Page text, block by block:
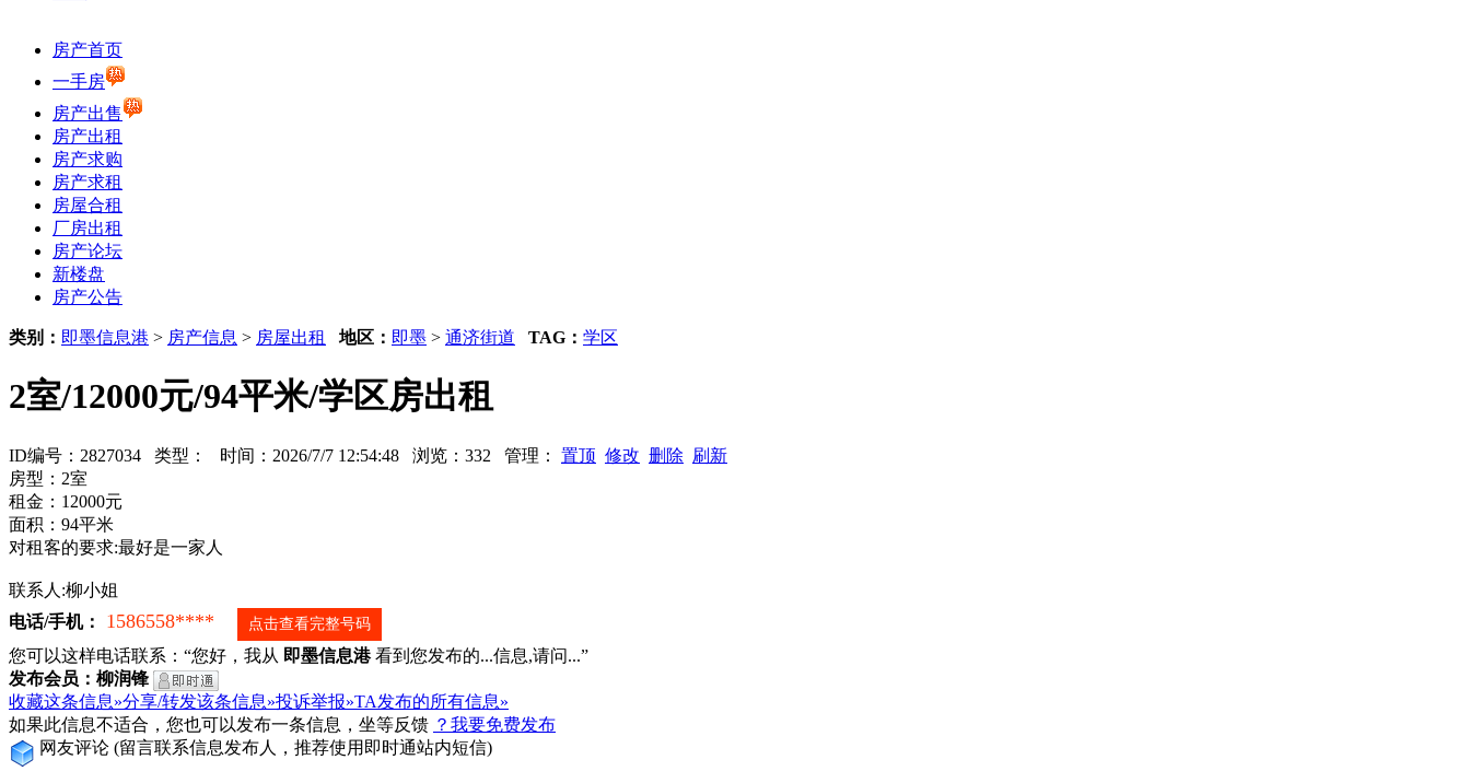
房产首页
一手房
房产出售
房产出租
房产求购
房产求租
房屋合租
厂房出租
房产论坛
新楼盘
房产公告
类别： 即墨信息港 > 房产信息 > 房屋出租 地区： 即墨 > 通济街道 TAG： 学区
2室/12000元/94平米/学区房出租
ID编号：2827034 类型： 时间：2026/7/7 12:54:48 浏览：332 管理： 置顶 修改 删除 刷新
房型：2室
租金：12000元
面积：94平米
对租客的要求:最好是一家人
联系人:柳小姐
电话/手机：
1586558**** 点击查看完整号码
您可以这样电话联系：“您好，我从 即墨信息港看到您发布的...信息,请问...”
发布会员：柳润锋
收藏这条信息»分享/转发该条信息»投诉举报»TA发布的所有信息»
如果此信息不适合，您也可以发布一条信息，坐等反馈 ？我要免费发布
网友评论 (留言联系信息发布人，推荐使用即时通站内短信)